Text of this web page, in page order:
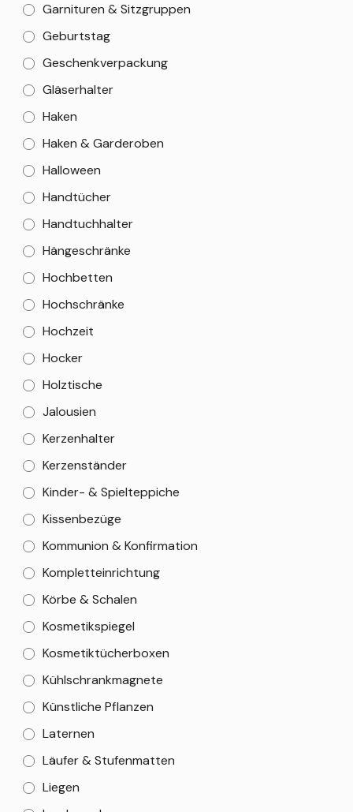
Garnituren & Sitzgruppen
Geburtstag
Geschenkverpackung
Gläserhalter
Haken
Haken & Garderoben
Halloween
Handtücher
Handtuchhalter
Hängeschränke
Hochbetten
Hochschränke
Hochzeit
Hocker
Holztische
Jalousien
Kerzenhalter
Kerzenständer
Kinder- & Spielteppiche
Kissenbezüge
Kommunion & Konfirmation
Kompletteinrichtung
Körbe & Schalen
Kosmetikspiegel
Kosmetiktücherboxen
Kühlschrankmagnete
Künstliche Pflanzen
Laternen
Läufer & Stufenmatten
Liegen